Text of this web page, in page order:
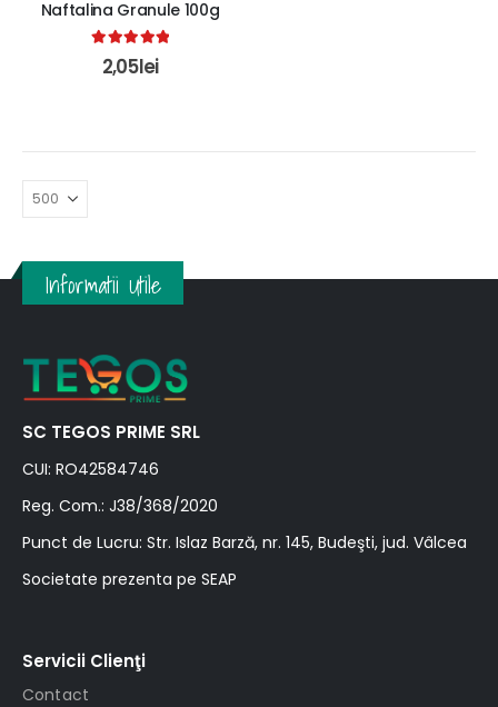
Naftalina Granule 100g
5.00 out of 5
2,05lei
Informatii Utile
SC TEGOS PRIME SRL
CUI: RO42584746
Reg. Com.: J38/368/2020
Punct de Lucru: Str. Islaz Barză, nr. 145, Budeşti, jud. Vâlcea
Societate prezenta pe SEAP
Servicii Clienţi
Contact